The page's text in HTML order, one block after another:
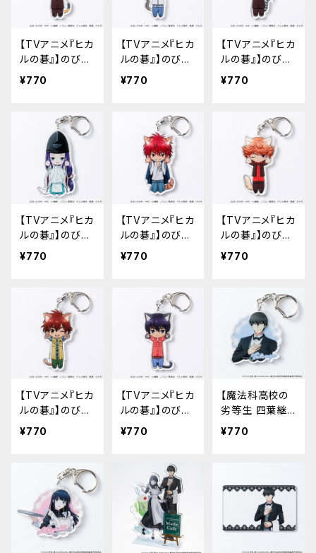
【TVアニメ『ヒカ
ルの碁』】のび猫
アクリルキーホ
¥770
【TVアニメ『ヒカ
ルの碁』】のび猫
アクリルキーホ
¥770
【TVアニメ『ヒカ
ルの碁』】のび猫
アクリルキーホ
¥770
【TVアニメ『ヒカ
ルの碁』】のび猫
アクリルキーホ
¥770
【TVアニメ『ヒカ
ルの碁』】のび猫
アクリルキーホ
¥770
【TVアニメ『ヒカ
ルの碁』】のび猫
アクリルキーホ
¥770
【TVアニメ『ヒカ
ルの碁』】のび猫
アクリルキーホ
¥770
【TVアニメ『ヒカ
ルの碁』】のび猫
アクリルキーホ
¥770
【魔法科高校の
劣等生 四葉継
承編】アクリルキ
¥770